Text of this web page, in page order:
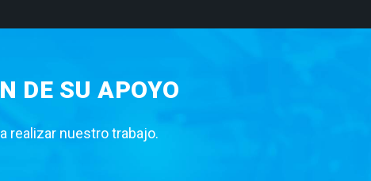
DE SU APOYO
realizar nuestro trabajo.